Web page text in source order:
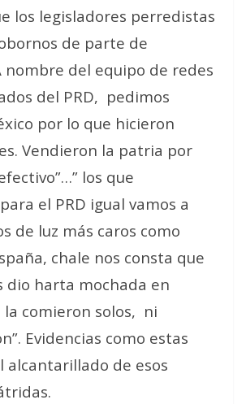
los legisladores perredistas
de parte de
nombre del equipo de redes
del PRD, pedimos
por lo que hicieron
Vendieron la patria por
los que
el PRD igual vamos a
de luz más caros como
chale nos consta que
dio harta mochada en
la comieron solos, ni
Evidencias como estas
alcantarillado de esos